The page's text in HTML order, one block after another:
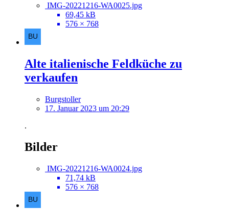
IMG-20221216-WA0025.jpg
69,45 kB
576 × 768
Alte italienische Feldküche zu
verkaufen
Burgstoller
17. Januar 2023 um 20:29
.
Bilder
IMG-20221216-WA0024.jpg
71,74 kB
576 × 768